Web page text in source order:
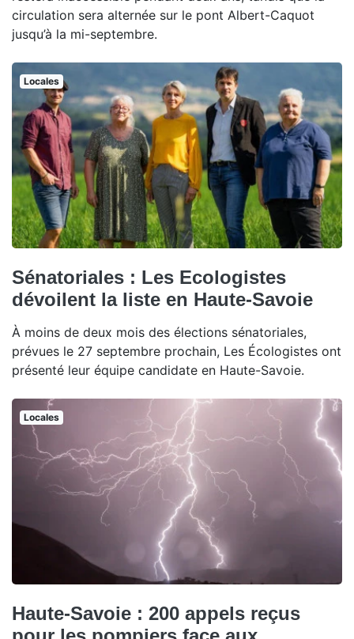
circulation sera alternée sur le pont Albert-Caquot
jusqu’à la mi-septembre.
Locales
Sénatoriales : Les Ecologistes
dévoilent la liste en Haute-Savoie
À moins de deux mois des élections sénatoriales,
prévues le 27 septembre prochain, Les Écologistes ont
présenté leur équipe candidate en Haute-Savoie.
Locales
Haute-Savoie : 200 appels reçus